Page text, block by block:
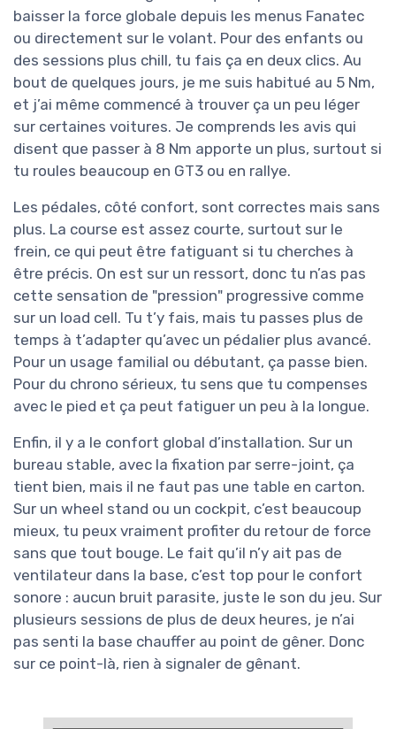
baisser la force globale depuis les menus Fanatec
ou directement sur le volant. Pour des enfants ou
des sessions plus chill, tu fais ça en deux clics. Au
bout de quelques jours, je me suis habitué au 5 Nm,
et j’ai même commencé à trouver ça un peu léger
sur certaines voitures. Je comprends les avis qui
disent que passer à 8 Nm apporte un plus, surtout si
tu roules beaucoup en GT3 ou en rallye.
Les pédales, côté confort, sont correctes mais sans
plus. La course est assez courte, surtout sur le
frein, ce qui peut être fatiguant si tu cherches à
être précis. On est sur un ressort, donc tu n’as pas
cette sensation de "pression" progressive comme
sur un load cell. Tu t’y fais, mais tu passes plus de
temps à t’adapter qu’avec un pédalier plus avancé.
Pour un usage familial ou débutant, ça passe bien.
Pour du chrono sérieux, tu sens que tu compenses
avec le pied et ça peut fatiguer un peu à la longue.
Enfin, il y a le confort global d’installation. Sur un
bureau stable, avec la fixation par serre-joint, ça
tient bien, mais il ne faut pas une table en carton.
Sur un wheel stand ou un cockpit, c’est beaucoup
mieux, tu peux vraiment profiter du retour de force
sans que tout bouge. Le fait qu’il n’y ait pas de
ventilateur dans la base, c’est top pour le confort
sonore : aucun bruit parasite, juste le son du jeu. Sur
plusieurs sessions de plus de deux heures, je n’ai
pas senti la base chauffer au point de gêner. Donc
sur ce point-là, rien à signaler de gênant.